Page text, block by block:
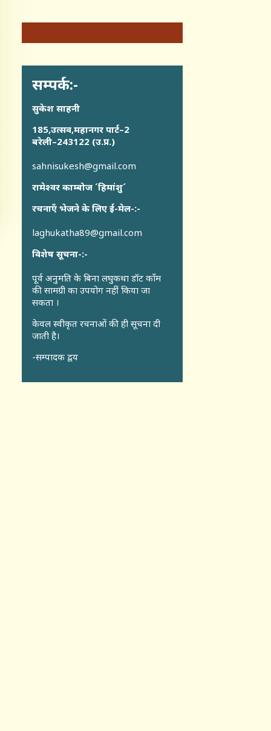
सम्पर्क:-
सुकेश साहनी
185,उत्सव,महानगर पार्ट–2
बरेली–243122 (उ.प्र.)
sahnisukesh@gmail.com
रामेश्वर काम्बोज ´हिमांशु´
रचनाएँ भेजने के लिए ई-मेल-:-
laghukatha89@gmail.com
विशेष सूचना-:-
पूर्व अनुमति के बिना लघुकथा डॉट कॉंम
की सामग्री का उपयोग नहीं किया जा
सकता ।
केवल स्वीकृत रचनाओं की ही सूचना दी
जाती है।
-सम्पादक द्वय